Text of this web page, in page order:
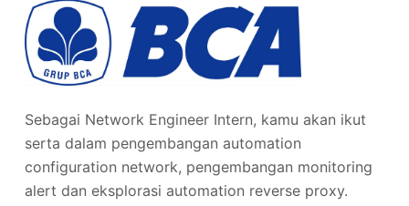
Sebagai Network Engineer Intern, kamu akan ikut
serta dalam pengembangan automation
configuration network, pengembangan monitoring
alert dan eksplorasi automation reverse proxy.